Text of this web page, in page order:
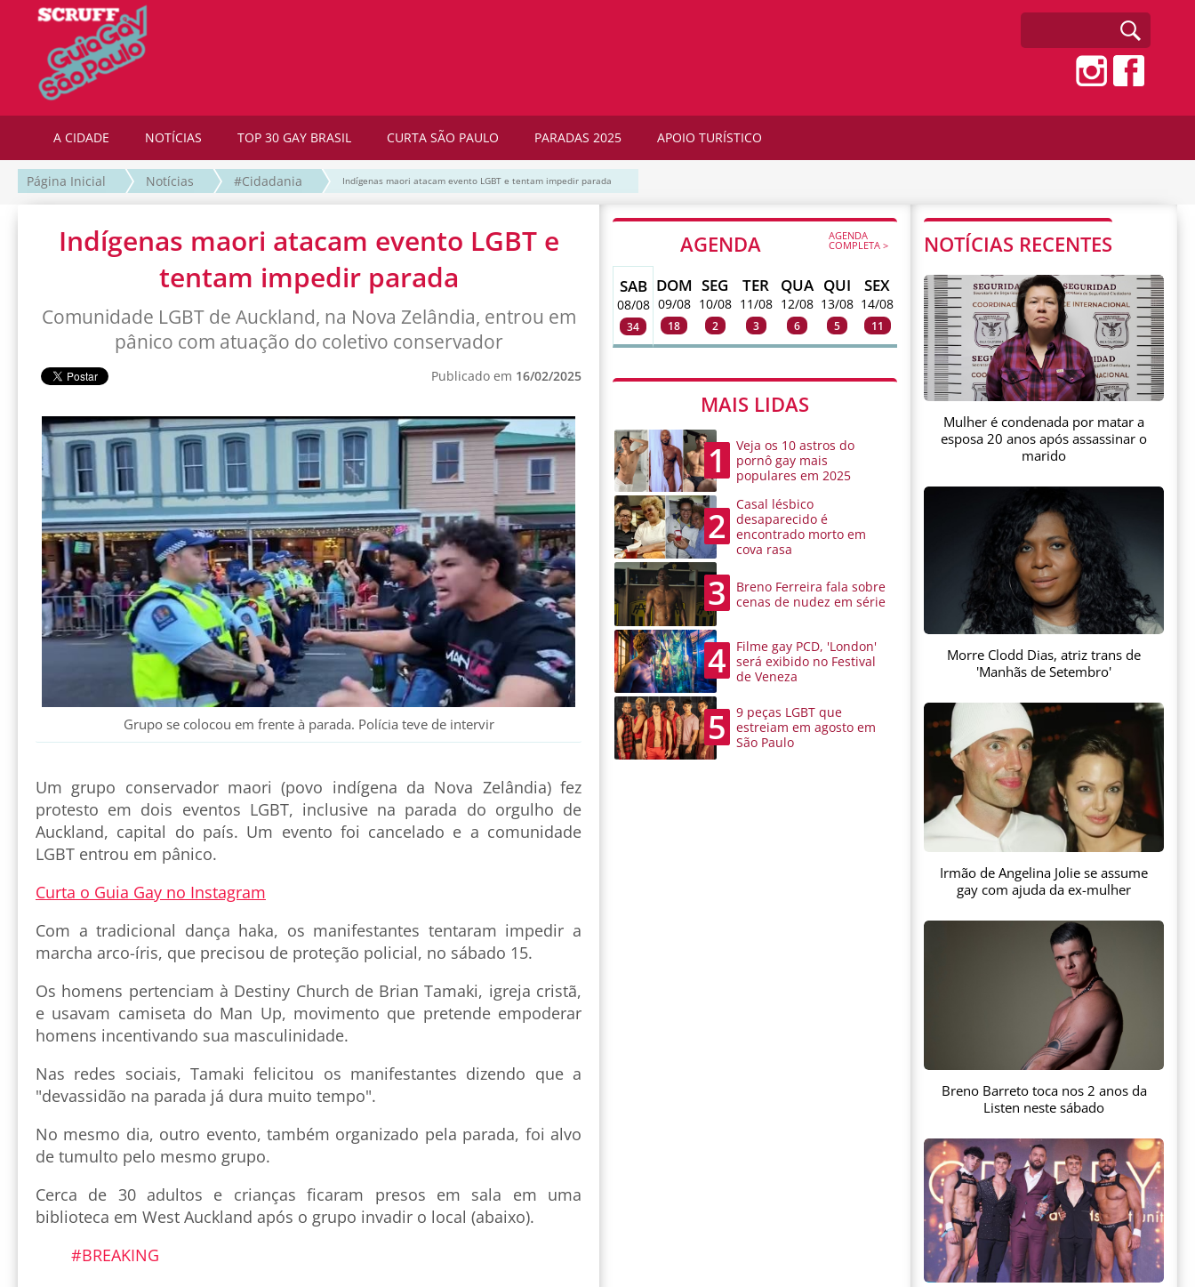
A CIDADE NOTÍCIAS TOP 30 GAY BRASIL CURTA SÃO PAULO PARADAS 2025 APOIO TURÍSTICO
Página Inicial Notícias #Cidadania Indígenas maori atacam evento LGBT e tentam impedir parada
Indígenas maori atacam evento LGBT e
tentam impedir parada
Comunidade LGBT de Auckland, na Nova Zelândia, entrou em
pânico com atuação do coletivo conservador
Publicado em 16/02/2025
Grupo se colocou em frente à parada. Polícia teve de intervir
Um grupo conservador maori (povo indígena da Nova Zelândia) fez
protesto em dois eventos LGBT, inclusive na parada do orgulho de
Auckland, capital do país. Um evento foi cancelado e a comunidade
LGBT entrou em pânico.
Curta o Guia Gay no Instagram
Com a tradicional dança haka, os manifestantes tentaram impedir a
marcha arco-íris, que precisou de proteção policial, no sábado 15.
Os homens pertenciam à Destiny Church de Brian Tamaki, igreja cristã,
e usavam camiseta do Man Up, movimento que pretende empoderar
homens incentivando sua masculinidade.
Nas redes sociais, Tamaki felicitou os manifestantes dizendo que a
"devassidão na parada já dura muito tempo".
No mesmo dia, outro evento, também organizado pela parada, foi alvo
de tumulto pelo mesmo grupo.
Cerca de 30 adultos e crianças ficaram presos em sala em uma
biblioteca em West Auckland após o grupo invadir o local (abaixo).
#BREAKING
AGENDA AGENDA
COMPLETA >
SAB
08/08
34
DOM
09/08
18
SEG
10/08
2
TER
11/08
3
QUA
12/08
6
QUI
13/08
5
SEX
14/08
11
MAIS LIDAS
1
Veja os 10 astros do
pornô gay mais
populares em 2025
2
Casal lésbico
desaparecido é
encontrado morto em
cova rasa
3
Breno Ferreira fala sobre
cenas de nudez em série
4
Filme gay PCD, 'London'
será exibido no Festival
de Veneza
5
9 peças LGBT que
estreiam em agosto em
São Paulo
NOTÍCIAS RECENTES
Mulher é condenada por matar a
esposa 20 anos após assassinar o
marido
Morre Clodd Dias, atriz trans de
'Manhãs de Setembro'
Irmão de Angelina Jolie se assume
gay com ajuda da ex-mulher
Breno Barreto toca nos 2 anos da
Listen neste sábado